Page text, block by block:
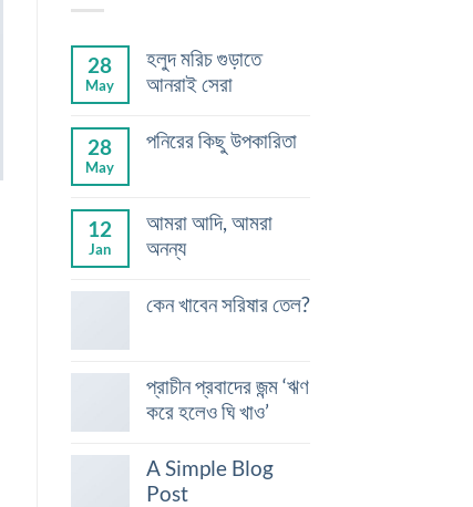
28
May
হলুদ মরিচ গুড়াতে
আনরাই সেরা
28
May
পনিরের কিছু উপকারিতা
12
Jan
আমরা আদি, আমরা
অনন্য
কেন খাবেন সরিষার তেল?
প্রাচীন প্রবাদের জন্ম ‘ঋণ
করে হলেও ঘি খাও’
A Simple Blog
Post